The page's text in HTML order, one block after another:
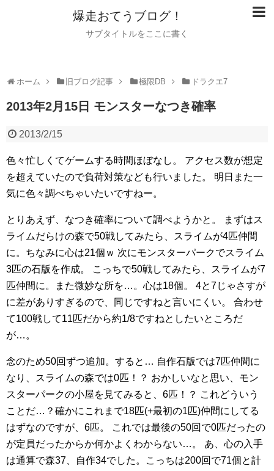
爆走おてうブログ！
サブタイトルをここに書く
ホーム 旧ブログ記事 極限DB ドラクエ7
2013年2月15日 モンスターなつき確率
2013/2/15
色々忙しくてゲームする時間ほぼなし。
アクセス数が想定
を超えていたので負荷対策なども行いました。
明日また一
気に色々調べちゃいたいですねー。
とりあえず、なつき確率について調べようかと。
まずはス
ライムだらけの森で50戦してみたら、スライムが4匹仲間
に。ちなみに心は21個ｗ 次にモンスターパークでスライム
3匹の石版を作成。
こっちで50戦してみたら、スライムが7
匹仲間に。また微妙な所を…。心は18個。
4と7じゃさすが
に差がありすぎるので、同じですねと言いにくい。
合わせ
て100戦して11匹だから約1/8ですねとしたいところだ
が…。
念のため50回ずつ追加。すると… 自作石版では7匹仲間に
なり、スライムの森では0匹！？ おかしいなと思い、モン
スターパークの小屋を見てみると、6匹！？ これどういう
ことだ…？確かにこれまで18匹(+最初の1匹)仲間にしてる
はずなのですが、6匹。
これでは最後の50回で0匹だったの
が定員だったからか何かよくわからない…。
あ、心の入手
は通算で森37、自作34でした。こっちは200回で71個と計